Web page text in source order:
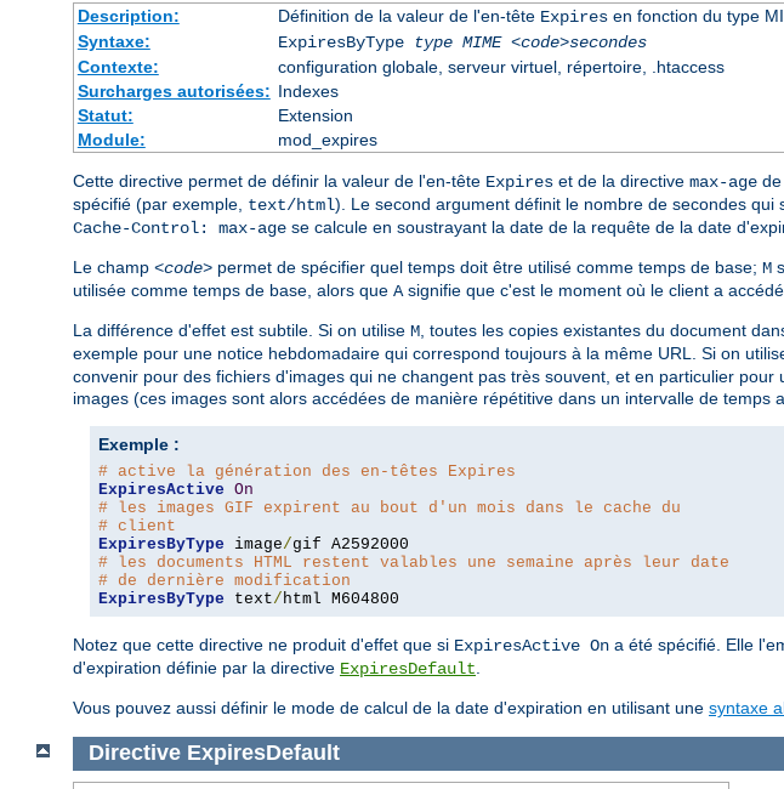
Description: Définition de la valeur de l'en-tête Expiresen fonction du type
Syntaxe:
ExpiresByType type MIME <code>secondes
Contexte:
configuration globale, serveur virtuel, répertoire, .htaccess
Surcharges autorisées: Indexes
Statut:
Extension
Module:
mod_expires
Cette directive permet de définir la valeur de l'en-tête Expires et de la directive max-age
spécifié (par exemple, text/html). Le second argument définit le nombre de secondes
Cache-Control: max-age se calcule en soustrayant la date de la requête de la date
Le champ <code> permet de spécifier quel temps doit être utilisé comme temps de base; M
utilisée comme temps de base, alors que A signifie que c'est le moment où le client a
La différence d'effet est subtile. Si on utilise M , toutes les copies existantes du document
exemple pour une notice hebdomadaire qui correspond toujours à la même URL. Si on
convenir pour des fichiers d'images qui ne changent pas très souvent, et en particulier
images (ces images sont alors accédées de manière répétitive dans un intervalle de temps
Exemple :
# active la génération des en-têtes Expires
ExpiresActive On
# les images GIF expirent au bout d'un mois dans le cache du
# client
ExpiresByType image/
# les documents HTML restent valables une semaine après leur date
# de dernière modification
ExpiresByType text/ html M604800
Notez que cette directive ne produit d'effet que si ExpiresActive On a été spécifié. Elle
d'expiration définie par la directive ExpiresDefault
Vous pouvez aussi définir le mode de calcul de la date d'expiration en utilisant une syntaxe
Directive ExpiresDefault